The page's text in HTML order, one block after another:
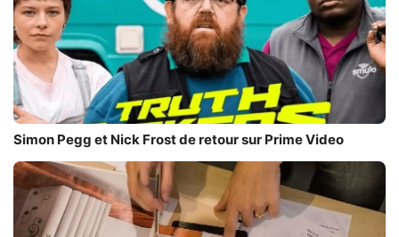
Simon Pegg et Nick Frost de retour sur Prime Video